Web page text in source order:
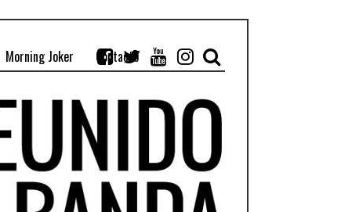
Morning Joker Contacto